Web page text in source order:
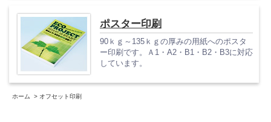
ポスター印刷
90ｋｇ～135ｋｇの厚みの用紙へのポスタ
ー印刷です。Ａ1・A2・B1・B2・B3に対応
しています。
ホーム > オフセット印刷